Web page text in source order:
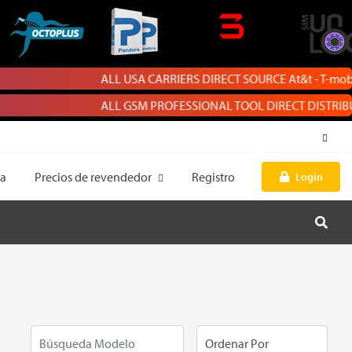
ALL USA CARRIERS DIRECT SOURCE At&t -
ALL GSM PROFESSIONAL TOOL DIRECT
Precios de revendedor Registro Login